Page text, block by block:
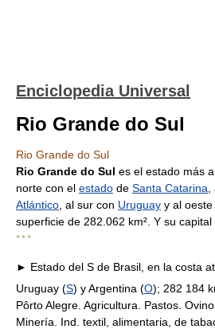
Enciclopedia Universal
Rio Grande do Sul
Rio Grande do Sul
Rio Grande do Sul es el estado más
norte con el estado de Santa Catarina
Atlántico , al sur con Uruguay y al oeste
superficie de 282.062 km². Y su capital
* * *
► Estado del S de Brasil, en la costa
Uruguay (S) y Argentina (O); 282 184
Pôrto Alegre. Agricultura. Pastos.
Minería. Ind. textil, alimentaria, de